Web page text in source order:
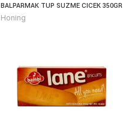
BALPARMAK TUP SUZME CICEK 350GR
Honing